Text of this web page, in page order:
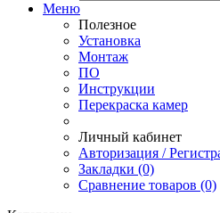
Меню
Полезное
Установка
Монтаж
ПО
Инструкции
Перекраска камер
Личный кабинет
Авторизация /
Закладки (0)
Сравнение товаров (0)